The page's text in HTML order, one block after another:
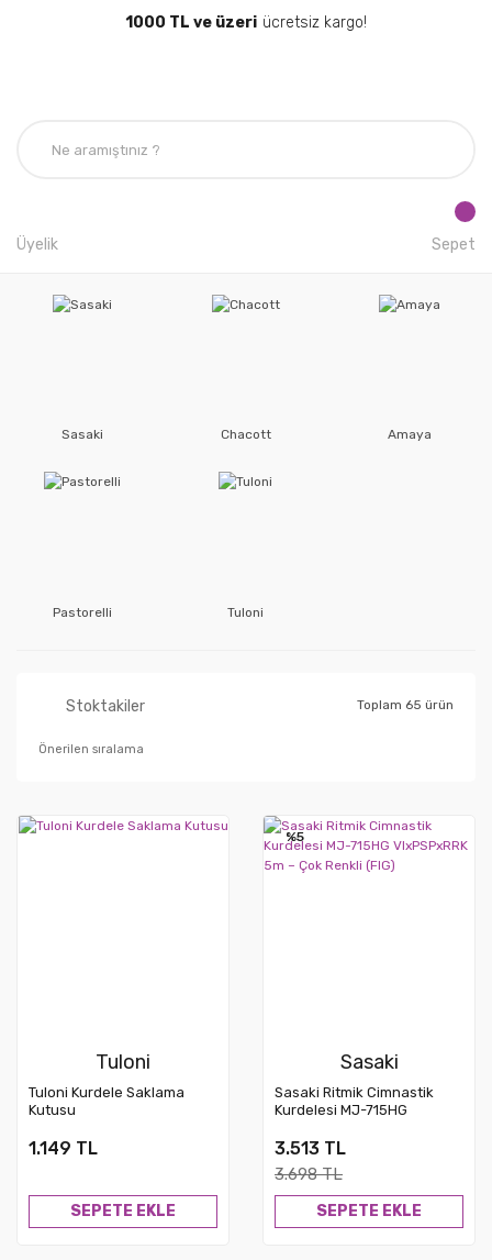
1000 TL ve üzeri ücretsiz kargo!
Üyelik Sepet
Sasaki Chacott Amaya
Pastorelli Tuloni
Stoktakiler Toplam 65 ürün
Tuloni
Tuloni Kurdele Saklama
Kutusu
1.149 TL
SEPETE EKLE
%5
Sasaki
Sasaki Ritmik Cimnastik
Kurdelesi MJ-715HG
Renkli (FIG)
3.513 TL
3.698 TL
SEPETE EKLE